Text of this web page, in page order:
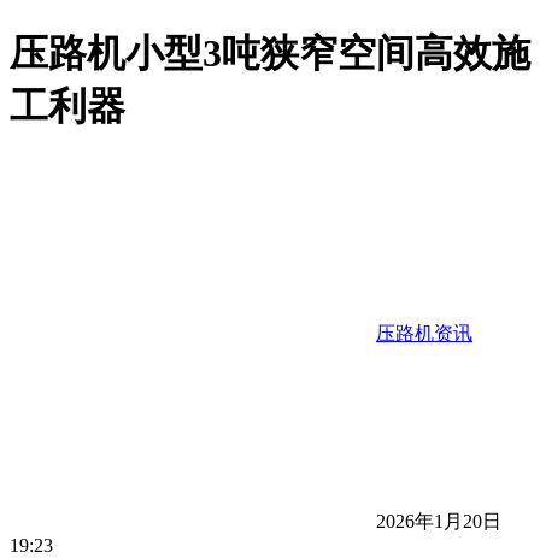
压路机小型3吨狭窄空间高效施
工利器
压路机资讯
2026年1月20日
19:23